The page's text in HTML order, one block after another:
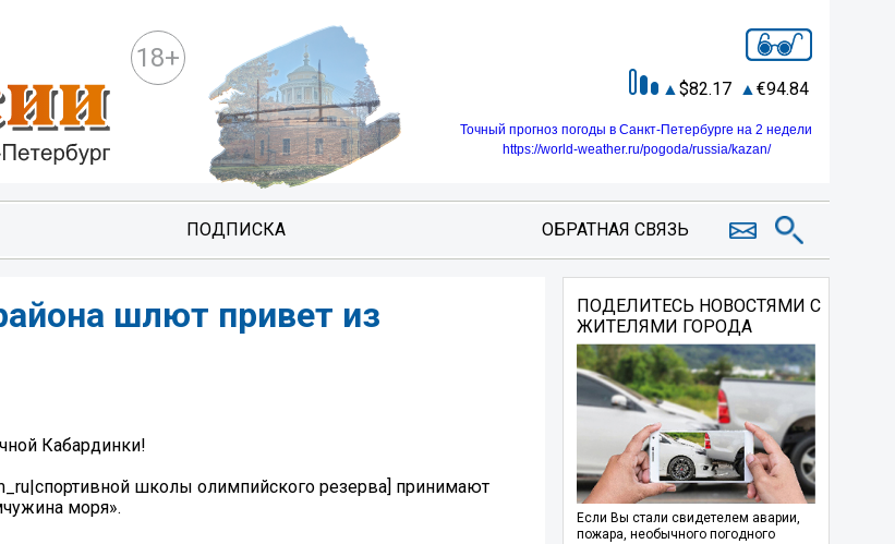
18+
82.17 94.84
Точный прогноз погоды в Санкт-Петербурге на 2 недели
https://world-weather.ru/pogoda/russia/kazan/
ПОДПИСКА ОБРАТНАЯ СВЯЗЬ
шлют привет из
Кабардинки!
школы олимпийского резерва] принимают
моря».
ПОДЕЛИТЕСЬ НОВОСТЯМИ С
ЖИТЕЛЯМИ ГОРОДА
Если Вы стали свидетелем аварии,
пожара, необычного погодного